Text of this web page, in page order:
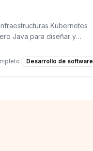
Kubernetes
Java para diseñar y
Desarrollo de software